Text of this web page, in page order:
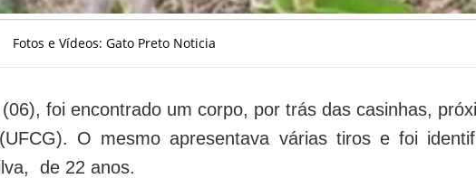
Fotos e Vídeos: Gato Preto Noticia
foi encontrado um corpo, por trás das casinhas,
O mesmo apresentava várias tiros e foi
de 22 anos.